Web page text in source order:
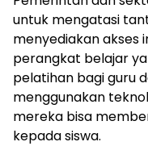
untuk mengatasi
menyediakan akses
perangkat belajar
pelatihan bagi guru
menggunakan
mereka bisa
kepada siswa.